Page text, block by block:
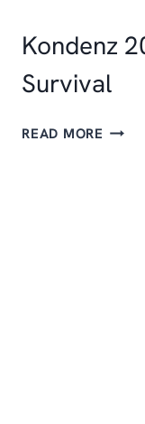
Kondenz
Survival
READ MORE